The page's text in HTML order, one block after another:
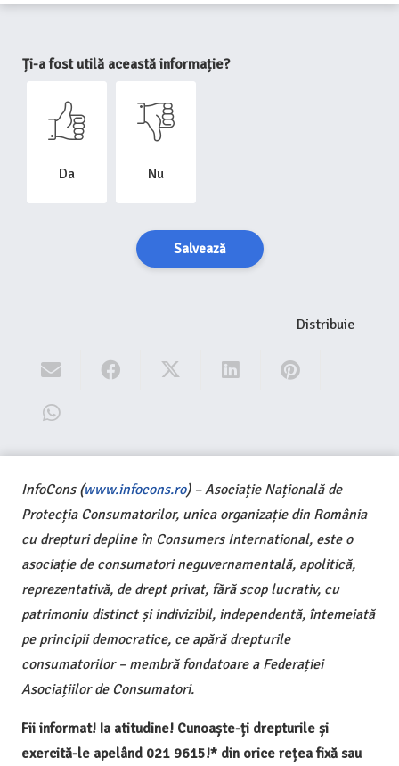
Ți-a fost utilă această informație?
Da Nu
Salvează
Distribuie
InfoCons (www.infocons.ro) – Asociație Națională de
Protecția Consumatorilor, unica organizație din România
cu drepturi depline în Consumers International, este o
asociație de consumatori neguvernamentală, apolitică,
reprezentativă, de drept privat, fără scop lucrativ, cu
patrimoniu distinct și indivizibil, independentă, întemeiată
pe principii democratice, ce apără drepturile
consumatorilor – membră fondatoare a Federației
Asociațiilor de Consumatori.
Fii informat! Ia atitudine! Cunoaște-ți drepturile și
exercită-le apelând 021 9615!* din orice rețea fixă sau